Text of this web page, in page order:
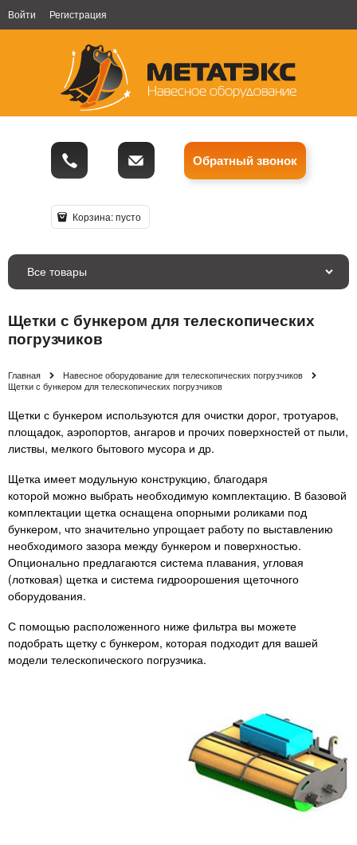
Войти Регистрация
Обратный звонок
Корзина:пусто
Все товары
Щетки с бункером для телескопических
погрузчиков
Главная
Навесное оборудование для телескопических погрузчиков
Щетки с бункером для телескопических погрузчиков
Щетки с бункером используются для очистки дорог, тротуаров,
площадок, аэропортов, ангаров и прочих поверхностей от пыли,
листвы, мелкого бытового мусора и др.
Щетка имеет модульную конструкцию, благодаря
которой можно выбрать необходимую комплектацию. В базовой
комплектации щетка оснащена опорными роликами под
бункером, что значительно упрощает работу по выставлению
необходимого зазора между бункером и поверхностью.
Опционально предлагаются система плавания, угловая
(лотковая) щетка и система гидроорошения щеточного
оборудования.
С помощью расположенного ниже фильтра вы можете
подобрать щетку с бункером, которая подходит для вашей
модели телескопического погрузчика.